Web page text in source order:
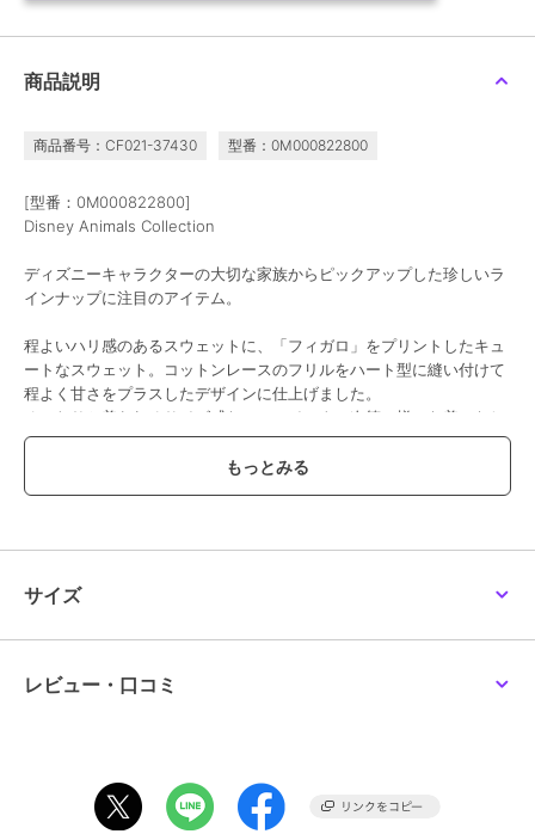
商品説明
商品番号：CF021-37430 型番：0M000822800
[型番：0M000822800]
Disney Animals Collection
ディズニーキャラクターの大切な家族からピックアップした珍しいラ
インナップに注目のアイテム。
程よいハリ感のあるスウェットに、「フィガロ」をプリントしたキュ
ートなスウェット。コットンレースのフリルをハート型に縫い付けて
程よく甘さをプラスしたデザインに仕上げました。
ゆったりと着られるサイズ感なので、インナー次第で様々な着こなし
が叶う一枚です。
【素材】
ネットを使用し、単品洗いにて手洗いがおすすめです。
光沢感[なし]
※モデル着用画像は、光の当たり具合で色味が違って見える場合がご
ざいます。
サイズ
レビュー・口コミ